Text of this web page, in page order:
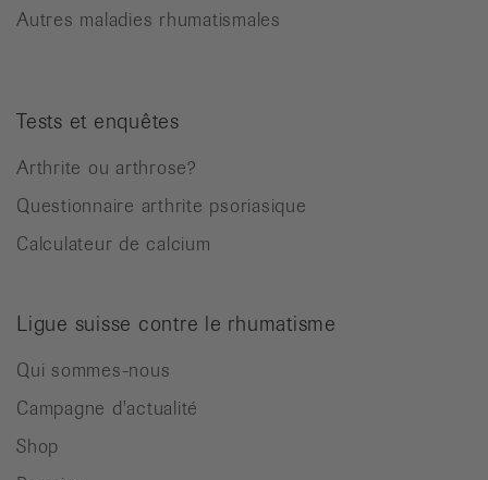
Autres maladies rhumatismales
Tests et enquêtes
Arthrite ou arthrose?
Questionnaire arthrite psoriasique
Calculateur de calcium
Ligue suisse contre le rhumatisme
Qui sommes-nous
Campagne d'actualité
Shop